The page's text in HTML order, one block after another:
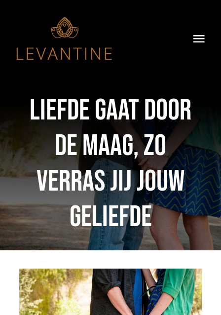
Over Ons
Dry-Aged
Groepsdiner
Impressie
Blog
Jobs
Liefde gaat door
de maag, zo
verras jij jouw
geliefde